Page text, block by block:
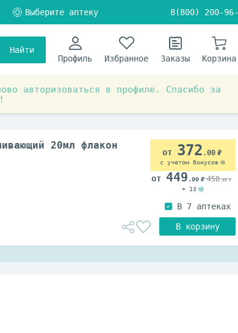
8(800) 200-
Найти
Профиль
Избранное Заказы Корзина
авторизоваться в профиле. Спасибо за
телом
20мл флакон 372 .00
с учетом бонусов
449 .00 458.00
+ 13